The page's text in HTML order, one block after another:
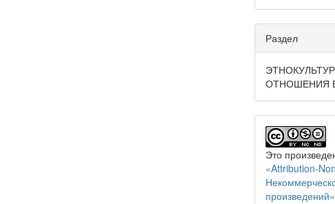
Раздел
ОТНОШЕНИЯ
Это
«Attribution-